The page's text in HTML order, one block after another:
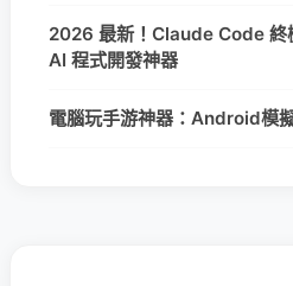
2026 最新！Claude Code 終
AI 程式開發神器
電腦玩手游神器：Android模